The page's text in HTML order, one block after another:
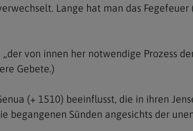
Lange hat man das Fegefeuer
von innen her notwendige Prozess
Gebete.)
(+ 1510) beeinflusst, die in ihren
Sünden angesichts der